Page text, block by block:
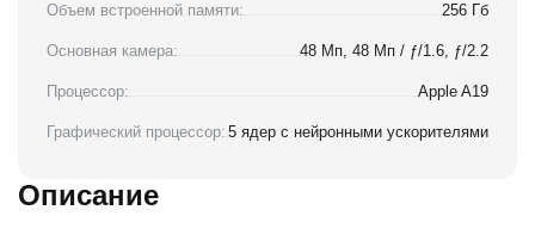
Объем встроенной памяти: 256 Гб
Основная камера: 48 Мп, 48 Мп / ƒ/1.6, ƒ/2.2
Процессор: Apple A19
Графический процессор: 5 ядер с нейронными ускорителями
Описание